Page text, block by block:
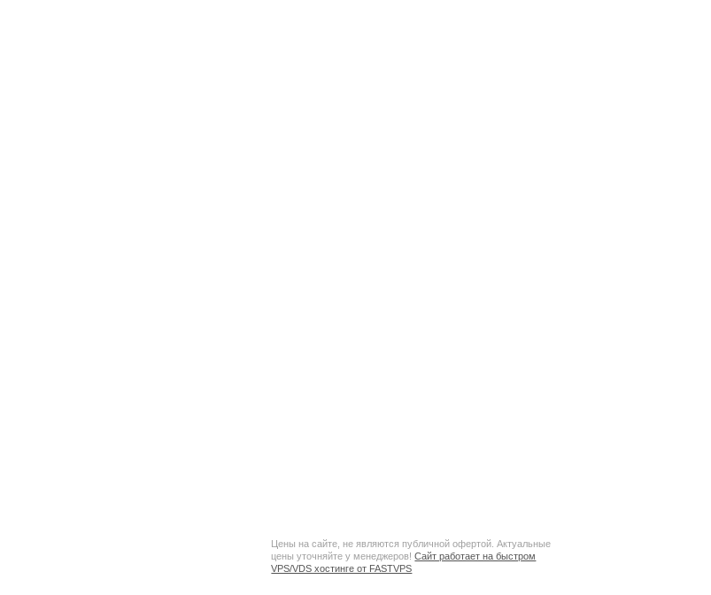
Цены на сайте, не являются публичной офертой. Актуальные
цены уточняйте у менеджеров!Сайт работает на быстром
VPS/VDS хостинге от FASTVPS